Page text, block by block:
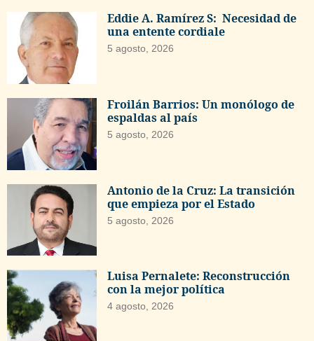
Eddie A. Ramírez S: Necesidad de
una entente cordiale
5 agosto, 2026
Froilán Barrios: Un monólogo de
espaldas al país
5 agosto, 2026
Antonio de la Cruz: La transición
que empieza por el Estado
5 agosto, 2026
Luisa Pernalete: Reconstrucción
con la mejor política
4 agosto, 2026